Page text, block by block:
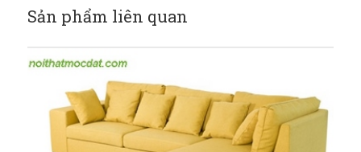
Sản phẩm liên quan